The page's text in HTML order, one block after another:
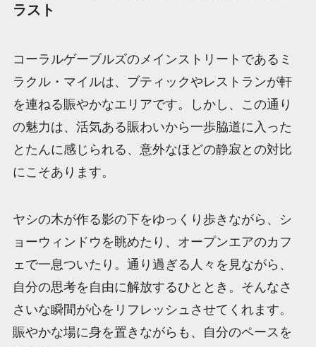
ラスト
コーラルゲーブルズのメインストリートであるミ
ラクル・マイルは、ブティックやレストランが軒
を連ねる賑やかなエリアです。しかし、この通り
の魅力は、活気ある賑わいから一歩脇道に入った
とたんに感じられる、意外なほどの静寂との対比
にこそあります。
ヤシの木が作る影の下をゆっくり歩きながら、シ
ョーウィンドウを眺めたり、オープンエアのカフ
ェで一息ついたり。通り過ぎる人々を見ながら、
自分の思考を自由に解放するひととき。そんなさ
さいな瞬間が心をリフレッシュさせてくれます。
賑やかな場に身を置きながらも、自分のペースを